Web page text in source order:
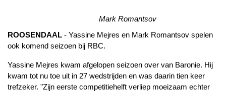
Mark Romantsov
ROOSENDAAL - Yassine Mejres en Mark Romantsov spelen
ook komend seizoen bij RBC.
Yassine Mejres kwam afgelopen seizoen over van Baronie. Hij
kwam tot nu toe uit in 27 wedstrijden en was daarin tien keer
trefzeker. "Zijn eerste competitiehelft verliep moeizaam echter